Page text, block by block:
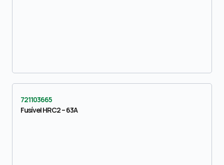
721103665
Fusível HRC2 – 63A